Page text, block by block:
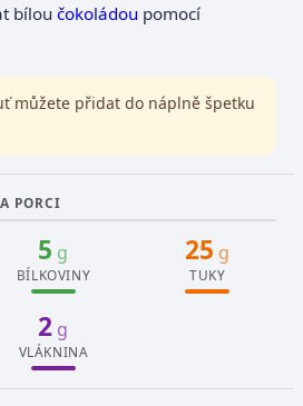
bíloučokoládou pomocí
můžete přidat do náplně špetku
PORCI
5 g
BÍLKOVINY
25 g
TUKY
2 g
VLÁKNINA